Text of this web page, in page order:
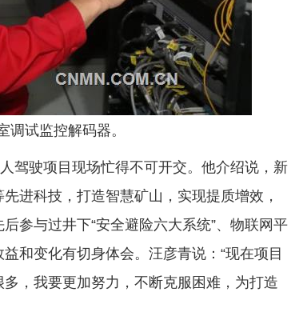
调试监控解码器。
驾驶项目现场忙得不可开交。他介绍说，新
进科技，打造智慧矿山，实现提质增效，
参与过井下“安全避险六大系统”、物联网平
和变化有切身体会。汪彦青说：“现在项目
，我要更加努力，不断克服困难，为打造